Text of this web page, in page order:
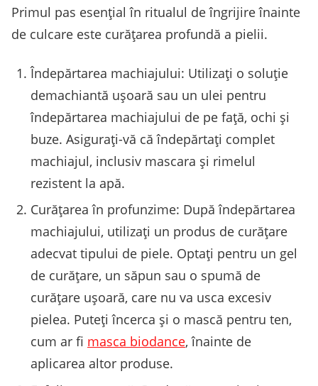
Primul pas esențial în ritualul de îngrijire înainte
de culcare este curățarea profundă a pielii.
Îndepărtarea machiajului: Utilizați o soluție
demachiantă ușoară sau un ulei pentru
îndepărtarea machiajului de pe față, ochi și
buze. Asigurați-vă că îndepărtați complet
machiajul, inclusiv mascara și rimelul
rezistent la apă.
Curățarea în profunzime: După îndepărtarea
machiajului, utilizați un produs de curățare
adecvat tipului de piele. Optați pentru un gel
de curățare, un săpun sau o spumă de
curățare ușoară, care nu va usca excesiv
pielea. Puteți încerca și o mască pentru ten,
cum ar fi masca biodance, înainte de
aplicarea altor produse.